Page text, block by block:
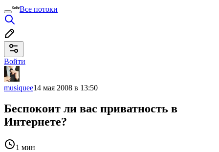
Все потоки
Войти
musiquee14 мая 2008 в 13:50
Беспокоит ли вас приватность в
Интернете?
1 мин